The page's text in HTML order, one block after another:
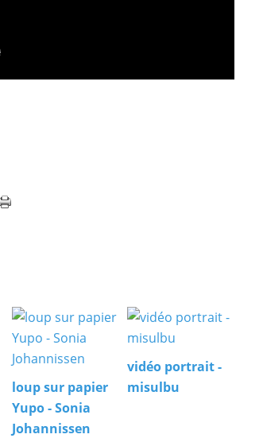
loup sur papier
Yupo - Sonia
Johannissen
vidéo portrait -
misulbu